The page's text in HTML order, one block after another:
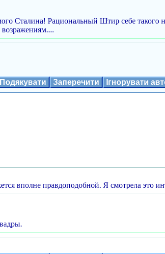
Сталина! Рациональный Штир себе
Подякувати Заперечити Ігнорувати
вполне правдоподобной. Я смотрела это